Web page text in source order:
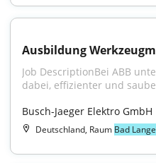
Ausbildung
Job DescriptionBei ABB
dabei, effizienter und
Busch-Jaeger Elektro GmbH
Deutschland, Raum Bad